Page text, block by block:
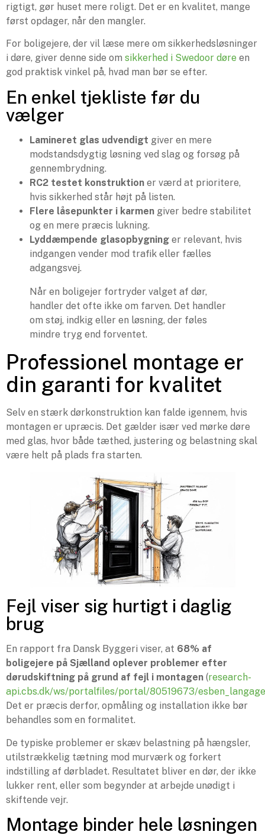
rigtigt, gør huset mere roligt. Det er en kvalitet, mange
først opdager, når den mangler.
For boligejere, der vil læse mere om sikkerhedsløsninger
i døre, giver denne side om sikkerhed i Swedoor døre en
god praktisk vinkel på, hvad man bør se efter.
En enkel tjekliste før du
vælger
Lamineret glas udvendigt giver en mere
modstandsdygtig løsning ved slag og forsøg på
gennembrydning.
RC2 testet konstruktion er værd at prioritere,
hvis sikkerhed står højt på listen.
Flere låsepunkter i karmen giver bedre stabilitet
og en mere præcis lukning.
Lyddæmpende glasopbygning er relevant, hvis
indgangen vender mod trafik eller fælles
adgangsvej.
Når en boligejer fortryder valget af dør,
handler det ofte ikke om farven. Det handler
om støj, indkig eller en løsning, der føles
mindre tryg end forventet.
Professionel montage er
din garanti for kvalitet
Selv en stærk dørkonstruktion kan falde igennem, hvis
montagen er upræcis. Det gælder især ved mørke døre
med glas, hvor både tæthed, justering og belastning skal
være helt på plads fra starten.
Fejl viser sig hurtigt i daglig
brug
En rapport fra Dansk Byggeri viser, at 68% af
boligejere på Sjælland oplever problemer efter
dørudskiftning på grund af fejl i montagen (research-
api.cbs.dk/ws/portalfiles/portal/80519673/
Det er præcis derfor, opmåling og installation ikke bør
behandles som en formalitet.
De typiske problemer er skæv belastning på hængsler,
utilstrækkelig tætning mod murværk og forkert
indstilling af dørbladet. Resultatet bliver en dør, der ikke
lukker rent, eller som begynder at arbejde unødigt i
skiftende vejr.
Montage binder hele løsningen